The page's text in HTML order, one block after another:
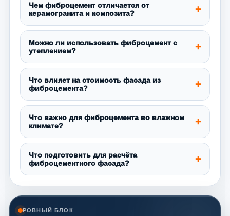
Чем фиброцемент отличается от
керамогранита и композита?
Можно ли использовать фиброцемент с
утеплением?
Что влияет на стоимость фасада из
фиброцемента?
Что важно для фиброцемента во влажном
климате?
Что подготовить для расчёта
фиброцементного фасада?
РОВНЫЙ БЛОК